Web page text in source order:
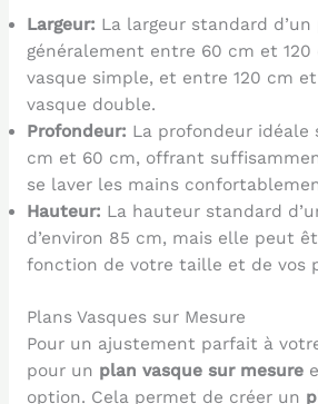
Largeur: La largeur standard d’un
généralement entre 60 cm et 120
vasque simple, et entre 120 cm
vasque double.
Profondeur: La profondeur idéale
cm et 60 cm, offrant
se laver les mains
Hauteur: La hauteur standard
d’environ 85 cm, mais elle peut
fonction de votre taille et de vos
Plans Vasques sur Mesure
Pour un ajustement parfait à
pour un plan vasque sur mesure
option. Cela permet de créer un